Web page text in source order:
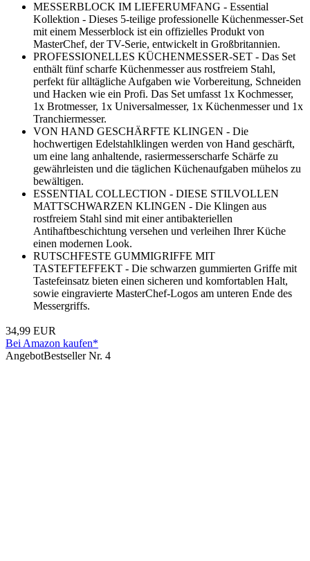
MESSERBLOCK IM LIEFERUMFANG - Essential
Kollektion - Dieses 5-teilige professionelle Küchenmesser-Set
mit einem Messerblock ist ein offizielles Produkt von
MasterChef, der TV-Serie, entwickelt in Großbritannien.
PROFESSIONELLES KÜCHENMESSER-SET - Das Set
enthält fünf scharfe Küchenmesser aus rostfreiem Stahl,
perfekt für alltägliche Aufgaben wie Vorbereitung, Schneiden
und Hacken wie ein Profi. Das Set umfasst 1x Kochmesser,
1x Brotmesser, 1x Universalmesser, 1x Küchenmesser und 1x
Tranchiermesser.
VON HAND GESCHÄRFTE KLINGEN - Die
hochwertigen Edelstahlklingen werden von Hand geschärft,
um eine lang anhaltende, rasiermesserscharfe Schärfe zu
gewährleisten und die täglichen Küchenaufgaben mühelos zu
bewältigen.
ESSENTIAL COLLECTION - DIESE STILVOLLEN
MATTSCHWARZEN KLINGEN - Die Klingen aus
rostfreiem Stahl sind mit einer antibakteriellen
Antihaftbeschichtung versehen und verleihen Ihrer Küche
einen modernen Look.
RUTSCHFESTE GUMMIGRIFFE MIT
TASTEFTEFFEKT - Die schwarzen gummierten Griffe mit
Tastefeinsatz bieten einen sicheren und komfortablen Halt,
sowie eingravierte MasterChef-Logos am unteren Ende des
Messergriffs.
34,99 EUR
Bei Amazon kaufen*
AngebotBestseller Nr. 4